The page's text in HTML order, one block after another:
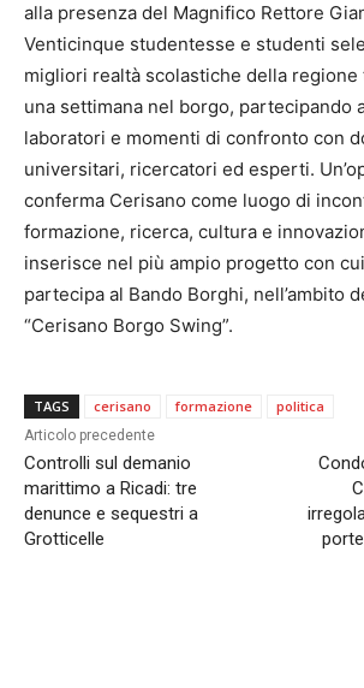
alla presenza del Magnifico Rettore
Venticinque studentesse e studenti
migliori realtà scolastiche della
una settimana nel borgo, partecipando
laboratori e momenti di confronto con
universitari, ricercatori ed esperti.
conferma Cerisano come luogo di
formazione, ricerca, cultura e
inserisce nel più ampio progetto con
partecipa al Bando Borghi, nell’ambito
“Cerisano Borgo Swing”.
TAGS cerisano formazione politica
Articolo precedente
Controlli sul demanio
marittimo a Ricadi: tre
denunce e sequestri a
Grotticelle